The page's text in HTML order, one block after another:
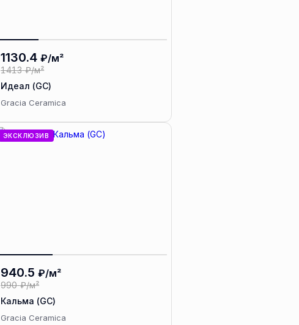
1130.4 ₽/м²
1413 ₽/м²
Идеал (GC)
Gracia Ceramica
ЭКСКЛЮЗИВ
940.5 ₽/м²
990 ₽/м²
Кальма (GC)
Gracia Ceramica